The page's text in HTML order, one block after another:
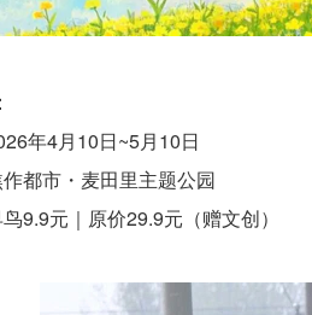
年4月10日~5月10日
都市・麦田里主题公园
元｜原价29.9元（赠文创）